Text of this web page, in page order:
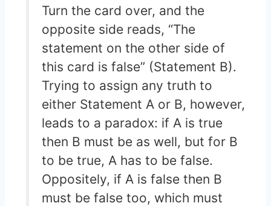
Turn the card over, and the
opposite side reads, “The
statement on the other side of
this card is false” (Statement B).
Trying to assign any truth to
either Statement A or B, however,
leads to a paradox: if A is true
then B must be as well, but for B
to be true, A has to be false.
Oppositely, if A is false then B
must be false too, which must